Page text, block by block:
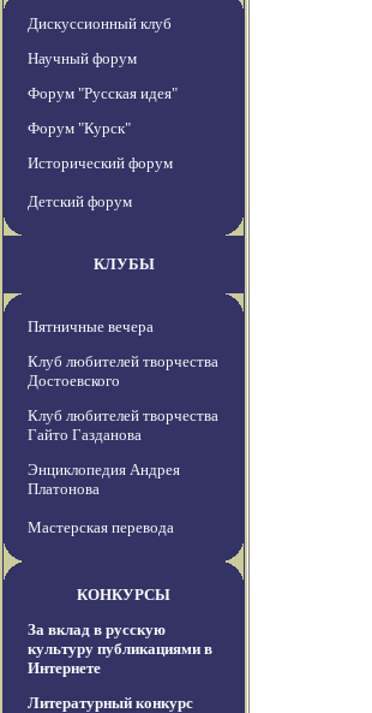
Дискуссионный клуб
Научный форум
Форум "Русская идея"
Форум "Курск"
Исторический форум
Детский форум
КЛУБЫ
Пятничные вечера
Клуб любителей творчества
Достоевского
Клуб любителей творчества
Гайто Газданова
Энциклопедия Андрея
Платонова
Мастерская перевода
КОНКУРСЫ
За вклад в русскую
культуру публикациями в
Интернете
Литературный конкурс